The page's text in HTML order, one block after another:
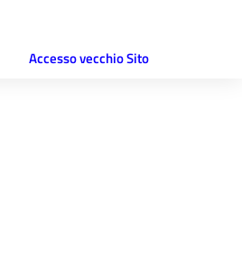
Accesso vecchio Sito